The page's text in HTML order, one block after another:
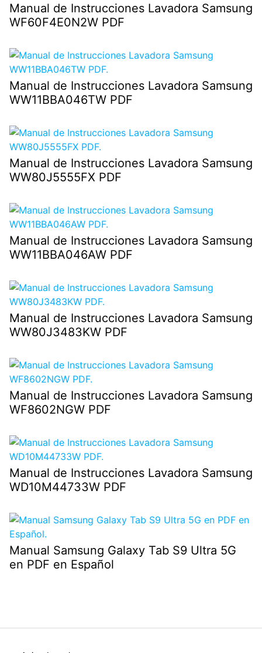
Manual de Instrucciones Lavadora Samsung
WF60F4E0N2W PDF
Manual de Instrucciones Lavadora Samsung
WW11BBA046TW PDF
Manual de Instrucciones Lavadora Samsung
WW80J5555FX PDF
Manual de Instrucciones Lavadora Samsung
WW11BBA046AW PDF
Manual de Instrucciones Lavadora Samsung
WW80J3483KW PDF
Manual de Instrucciones Lavadora Samsung
WF8602NGW PDF
Manual de Instrucciones Lavadora Samsung
WD10M44733W PDF
Manual Samsung Galaxy Tab S9 Ultra 5G
en PDF en Español